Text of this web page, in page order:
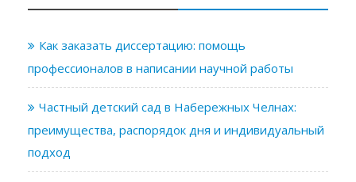
Как заказать диссертацию: помощь
профессионалов в написании научной работы
Частный детский сад в Набережных Челнах:
преимущества, распорядок дня и индивидуальный
подход